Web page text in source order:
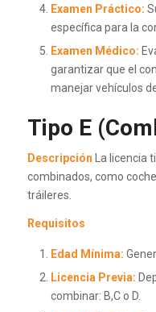
Examen Práctico:
específica para la
Examen Médico:
garantizar que el
manejar vehículos
Tipo E
Descripción La licencia
combinados, como
tráileres.
Requisitos
Edad Mínima:
Licencia Previa:
combinar: B,C o D.